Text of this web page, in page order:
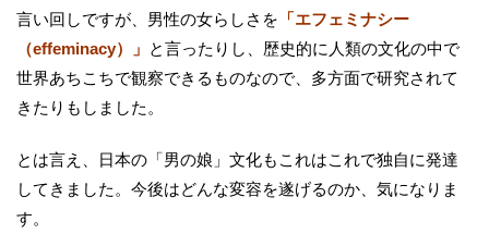
言い回しですが、男性の女らしさを 「エフェミナシー
（effeminacy）」 と言ったりし、歴史的に人類の文化の中で
世界あちこちで観察できるものなので、多方面で研究されて
きたりもしました。
とは言え、日本の「男の娘」文化もこれはこれで独自に発達
してきました。今後はどんな変容を遂げるのか、気になりま
す。